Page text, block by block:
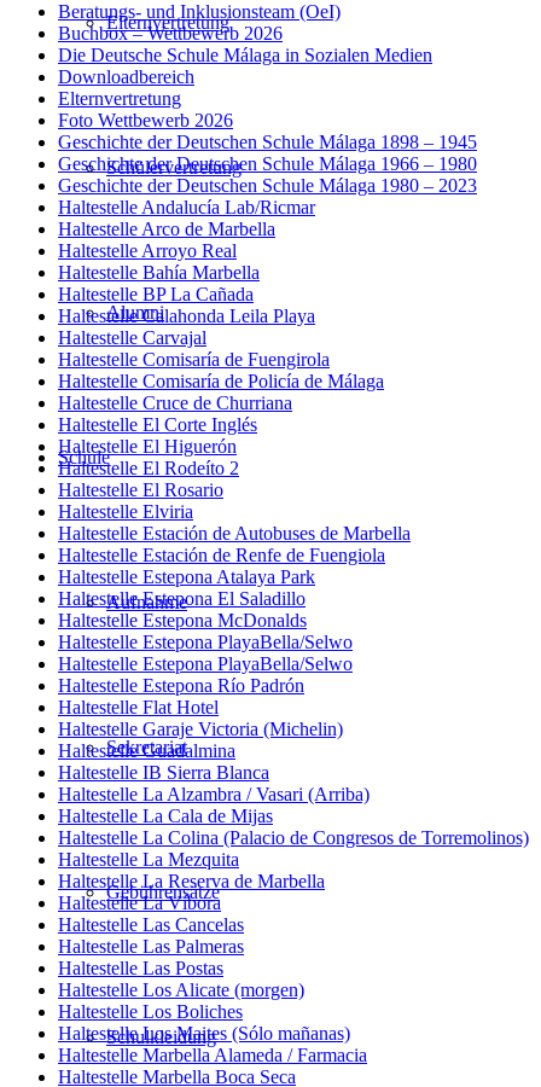
Elternvertretung
Schülervertretung
Alumni
Schule
Aufnahme
Sekretariat
Gebührensätze
Schulkleidung
Beratungs- und Inklusionsteam (OeI)
Buchbox – Wettbewerb 2026
Die Deutsche Schule Málaga in Sozialen Medien
Downloadbereich
Elternvertretung
Foto Wettbewerb 2026
Geschichte der Deutschen Schule Málaga 1898 – 1945
Geschichte der Deutschen Schule Málaga 1966 – 1980
Geschichte der Deutschen Schule Málaga 1980 – 2023
Haltestelle Andalucía Lab/Ricmar
Haltestelle Arco de Marbella
Haltestelle Arroyo Real
Haltestelle Bahía Marbella
Haltestelle BP La Cañada
Haltestelle Calahonda Leila Playa
Haltestelle Carvajal
Haltestelle Comisaría de Fuengirola
Haltestelle Comisaría de Policía de Málaga
Haltestelle Cruce de Churriana
Haltestelle El Corte Inglés
Haltestelle El Higuerón
Haltestelle El Rodeíto 2
Haltestelle El Rosario
Haltestelle Elviria
Haltestelle Estación de Autobuses de Marbella
Haltestelle Estación de Renfe de Fuengiola
Haltestelle Estepona Atalaya Park
Haltestelle Estepona El Saladillo
Haltestelle Estepona McDonalds
Haltestelle Estepona PlayaBella/Selwo
Haltestelle Estepona PlayaBella/Selwo
Haltestelle Estepona Río Padrón
Haltestelle Flat Hotel
Haltestelle Garaje Victoria (Michelin)
Haltestelle Guadalmina
Haltestelle IB Sierra Blanca
Haltestelle La Alzambra / Vasari (Arriba)
Haltestelle La Cala de Mijas
Haltestelle La Colina (Palacio de Congresos de Torremolinos)
Haltestelle La Mezquita
Haltestelle La Reserva de Marbella
Haltestelle La Víbora
Haltestelle Las Cancelas
Haltestelle Las Palmeras
Haltestelle Las Postas
Haltestelle Los Alicate (morgen)
Haltestelle Los Boliches
Haltestelle Los Maites (Sólo mañanas)
Haltestelle Marbella Alameda / Farmacia
Haltestelle Marbella Boca Seca